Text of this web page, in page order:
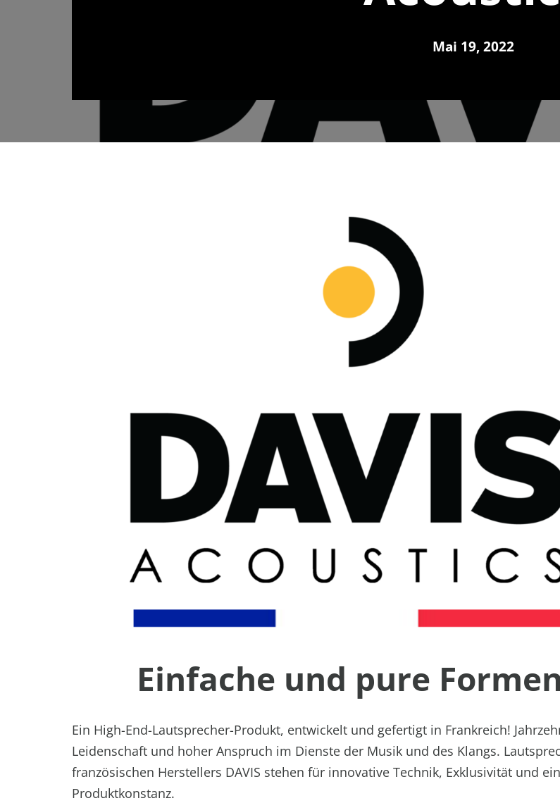
Mai 19, 2022
Einfache und pure Formen
Ein High-End-Lautsprecher-Produkt, entwickelt und gefertigt in Frankreich!
Leidenschaft und hoher Anspruch im Dienste der Musik und des Klangs.
französischen Herstellers DAVIS stehen für innovative Technik, Exklu­sivität und
Produktkonstanz.